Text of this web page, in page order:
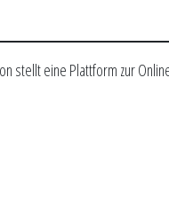
stellt eine Plattform zur